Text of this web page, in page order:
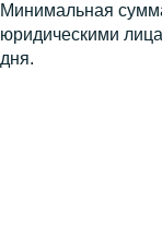
Минимальная
юридическими
дня.